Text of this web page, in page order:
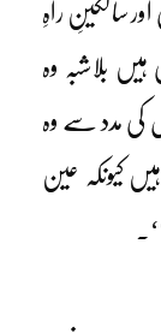
سالکینِ راہِ
بلاشبہ وہ
کی مدد سے وہ
کیونکہ عین